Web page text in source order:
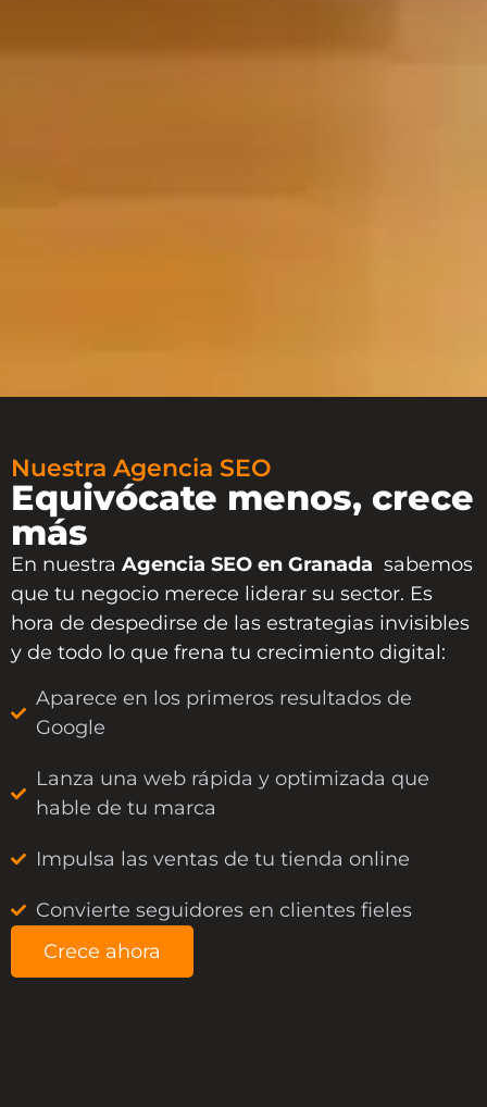
Nuestra Agencia SEO
Equivócate menos, crece
más
En nuestra Agencia SEO en Granada sabemos
que tu negocio merece liderar su sector. Es
hora de despedirse de las estrategias invisibles
y de todo lo que frena tu crecimiento digital:
Aparece en los primeros resultados de
Google
Lanza una web rápida y optimizada que
hable de tu marca
Impulsa las ventas de tu tienda online
Convierte seguidores en clientes fieles
Crece ahora